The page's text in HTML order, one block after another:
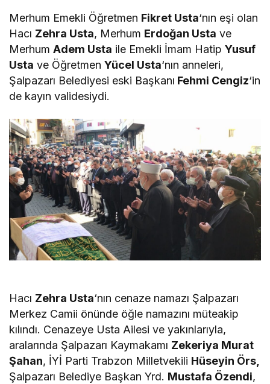
Merhum Emekli Öğretmen Fikret Usta‘nın eşi olan
Hacı Zehra Usta, Merhum Erdoğan Usta ve
MerhumAdem Usta ile Emekli İmam HatipYusuf
Usta ve ÖğretmenYücel Usta‘nın anneleri,
Şalpazarı Belediyesi eski Başkanı Fehmi Cengiz‘in
de kayın validesiydi.
Hacı Zehra Usta‘nın cenaze namazı Şalpazarı
Merkez Camii önünde öğle namazını müteakip
kılındı. Cenazeye Usta Ailesi ve yakınlarıyla,
aralarında Şalpazarı Kaymakamı Zekeriya Murat
Şahan, İYİ Parti Trabzon Milletvekili Hüseyin Örs,
Şalpazarı Belediye Başkan Yrd. Mustafa Özendi,